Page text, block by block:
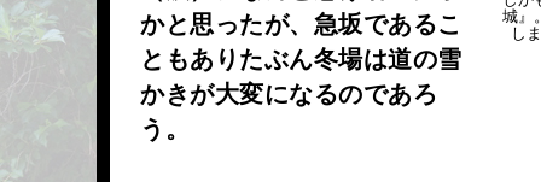
かと思ったが、急坂であるこ
ともありたぶん冬場は道の雪
かきが大変になるのであろ
う。
城』
し